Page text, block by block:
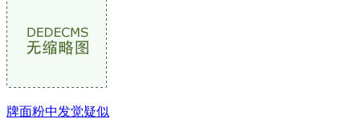
牌面粉中发觉疑似